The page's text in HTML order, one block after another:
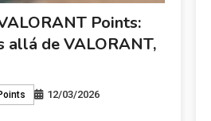
Points:
allá de VALORANT,
12/03/2026